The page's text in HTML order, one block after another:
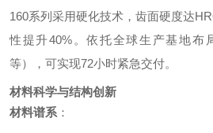
160系列采用硬化技术，齿面硬度达
性提升40%。依托全球生产基地布
等），可实现72小时紧急交付。
材料科学与结构创新
材料谱系 ：